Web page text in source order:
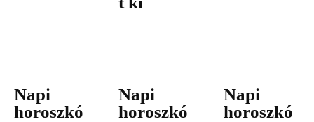
Napi
horoszkó
Napi
horoszkó
Napi
horoszkó